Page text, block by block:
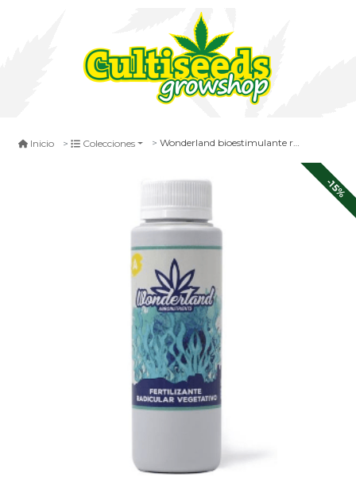
Inicio Colecciones Wonderland bioestimulante radicular vegetativo 250 ml
-15%